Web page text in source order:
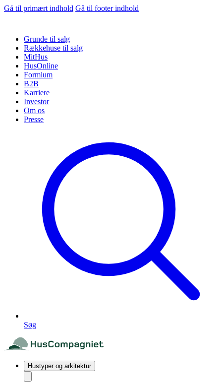
Gå til primært indhold Gå til footer indhold
Grunde til salg
Rækkehuse til salg
MitHus
HusOnline
Formium
B2B
Karriere
Investor
Om os
Presse
Søg
Hustyper og arkitektur